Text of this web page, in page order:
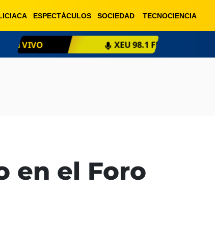
ESPECTÁCULOS SOCIEDAD TECNOCIENCIA
XEU 98.1 FM
en el Foro